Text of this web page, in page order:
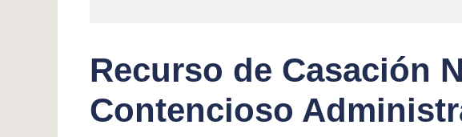
Recurso de Casación
Contencioso